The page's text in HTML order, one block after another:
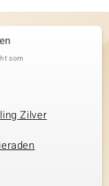
som
Zilver